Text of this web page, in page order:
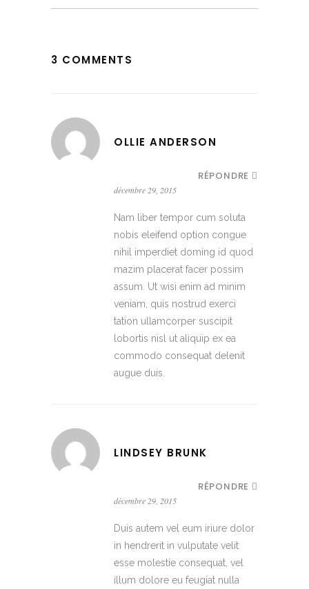
3 COMMENTS
OLLIE ANDERSON
RÉPONDRE
décembre 29, 2015
Nam liber tempor cum soluta
nobis eleifend option congue
nihil imperdiet doming id quod
mazim placerat facer possim
assum. Ut wisi enim ad minim
veniam, quis nostrud exerci
tation ullamcorper suscipit
lobortis nisl ut aliquip ex ea
commodo consequat delenit
augue duis.
LINDSEY BRUNK
RÉPONDRE
décembre 29, 2015
Duis autem vel eum iriure dolor
in hendrerit in vulputate velit
esse molestie consequat, vel
illum dolore eu feugiat nulla